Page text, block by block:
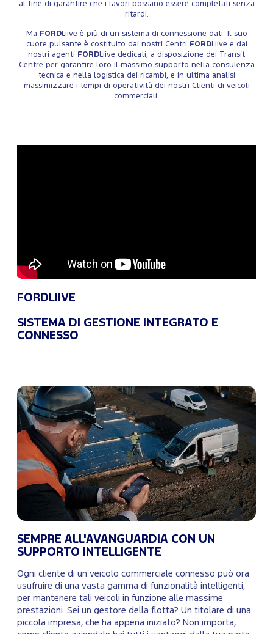
al fine di garantire che i lavori possano essere completati senza
ritardi.
Ma FORDLiive è più di un sistema di connessione dati. Il suo
cuore pulsante è costituito dai nostri Centri
FORDLiive e dai
nostri agenti
FORD Liive dedicati, a disposizione dei Transit
Centre per garantire loro il massimo supporto nella consulenza
tecnica e nella logistica dei ricambi, e in ultima analisi
massimizzare i tempi di operatività dei nostri Clienti di veicoli
commerciali.
FORDLIIVE
SISTEMA DI GESTIONE INTEGRATO E
CONNESSO
SEMPRE ALL'AVANGUARDIA CON UN
SUPPORTO INTELLIGENTE
Ogni cliente di un veicolo commerciale connesso può ora
usufruire di una vasta gamma di funzionalità intelligenti,
per mantenere tali veicoli in funzione alle massime
prestazioni. Sei un gestore della flotta? Un titolare di una
piccola impresa, che ha appena iniziato? Non importa,